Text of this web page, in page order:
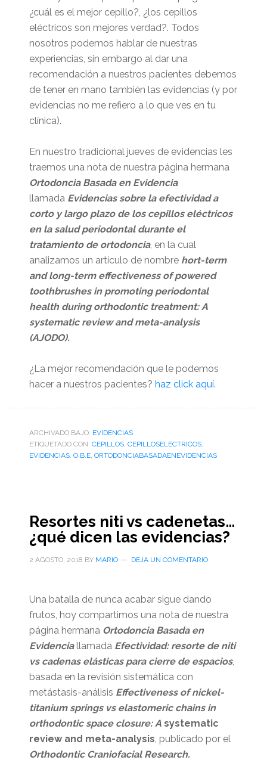
¿cuál es el mejor cepillo?, ¿los cepillos
eléctricos son mejores verdad?. Todos
nosotros podemos hablar de nuestras
experiencias, sin embargo al dar una
recomendación a nuestros pacientes debemos
de tener en mano también las evidencias (y por
evidencias no me refiero a lo que ves en tu
clínica).
En nuestro tradicional jueves de evidencias les
traemos una nota de nuestra página hermana
Ortodoncia Basada en Evidencia
llamada Evidencias sobre la efectividad a
corto y largo plazo de los cepillos eléctricos
en la salud periodontal durante el
tratamiento de ortodoncia, en la cual
analizamos un artículo de nombre hort-term
and long-term effectiveness of powered
toothbrushes in promoting periodontal
health during orthodontic treatment: A
systematic review and meta-analysis
(AJODO).
¿La mejor recomendación que le podemos
hacer a nuestros pacientes? haz click aquí.
ARCHIVADO BAJO: EVIDENCIAS
ETIQUETADO CON: CEPILLOS, CEPILLOSELECTRICOS,
EVIDENCIAS, O.B.E, ORTODONCIABASADAENEVIDENCIAS
Resortes niti vs cadenetas…
¿qué dicen las evidencias?
2 AGOSTO, 2018 BY MARIO DEJA UN COMENTARIO
Una batalla de nunca acabar sigue dando
frutos, hoy compartimos una nota de nuestra
página hermana Ortodoncia Basada en
Evidenciallamada Efectividad: resorte de niti
vs cadenas elásticas para cierre de espacios,
basada en la revisión sistemática con
metástasis-análisis Effectiveness of nickel-
titanium springs vs elastomeric chains in
orthodontic space closure: A systematic
reviewand meta-analysis, publicado por el
Orthodontic Craniofacial Research.